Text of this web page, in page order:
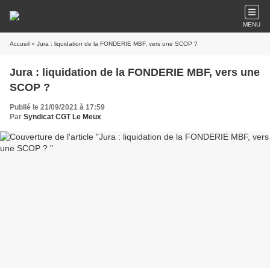
MENU
Accueil » Jura : liquidation de la FONDERIE MBF, vers une SCOP ?
Jura : liquidation de la FONDERIE MBF, vers une
SCOP ?
Publié le 21/09/2021 à 17:59
Par Syndicat CGT Le Meux